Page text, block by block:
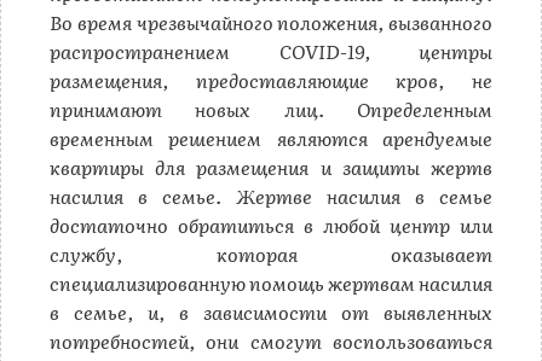
Во время чрезвычайного положения, вызванного
распространением COVID-19, центры
размещения, предоставляющие кров, не
принимают новых лиц. Определенным
временным решением являются арендуемые
квартиры для размещения и защиты жертв
насилия в семье. Жертве насилия в семье
достаточно обратиться в любой центр или
службу, которая оказывает
специализированную помощь жертвам насилия
в семье, и, в зависимости от выявленных
потребностей, они смогут воспользоваться